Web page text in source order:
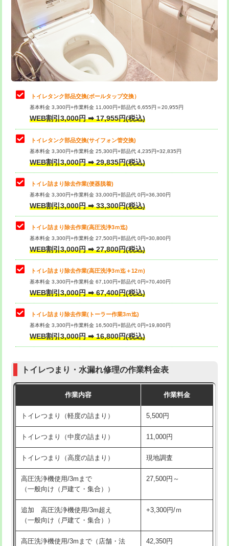
トイレタンク部品交換(ボールタップ交換）
基本料金 3,300円+作業料金 11,000円+部品代 6,655円＝20,955円
WEB割引3,000円 ➡ 17,955円(税込)
トイレタンク部品交換(サイフォン管交換)
基本料金 3,300円+作業料金 25,300円+部品代 4,235円=32,835円
WEB割引3,000円 ➡ 29,835円(税込)
トイレ詰まり除去作業(便器脱着)
基本料金 3,300円+作業料金 33,000円+部品代 0円=36,300円
WEB割引3,000円 ➡ 33,300円(税込)
トイレ詰まり除去作業(高圧洗浄3ｍ迄)
基本料金 3,300円+作業料金 27,500円+部品代 0円=30,800円
WEB割引3,000円 ➡ 27,800円(税込)
トイレ詰まり除去作業(高圧洗浄3ｍ迄＋12ｍ)
基本料金 3,300円+作業料金 67,100円+部品代 0円=70,400円
WEB割引3,000円 ➡ 67,400円(税込)
トイレ詰まり除去作業(トーラー作業3ｍ迄)
基本料金 3,300円+作業料金 16,500円+部品代 0円=19,800円
WEB割引3,000円 ➡ 16,800円(税込)
トイレつまり・水漏れ修理の作業料金表
作業内容 作業料金
トイレつまり（軽度の詰まり） 5,500円
トイレつまり（中度の詰まり） 11,000円
トイレつまり（高度の詰まり） 現地調査
高圧洗浄機使用/3mまで
（一般向け（戸建て・集合））
27,500円～
追加 高圧洗浄機使用/3m超え
（一般向け（戸建て・集合））
+3,300円/ｍ
高圧洗浄機使用/3mまで（店舗・法
42,350円